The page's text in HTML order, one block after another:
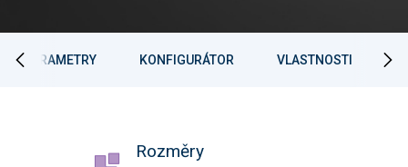
PARAMETRY KONFIGURÁTOR VLASTNOSTI
Rozměry